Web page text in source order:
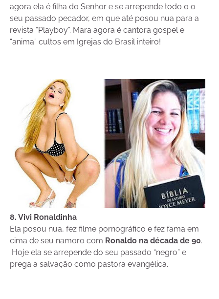
agora ela é filha do Senhor e se arrepende todo o o
seu passado pecador, em que até posou nua para a
revista “Playboy”. Mara agora é cantora gospel e
“anima” cultos em Igrejas do Brasil inteiro!
8. Vivi Ronaldinha
Ela posou nua, fez filme pornográfico e fez fama em
cima de seu namoro com Ronaldo na década de 90.
Hoje ela se arrepende do seu passado “negro” e
prega a salvação como pastora evangélica.